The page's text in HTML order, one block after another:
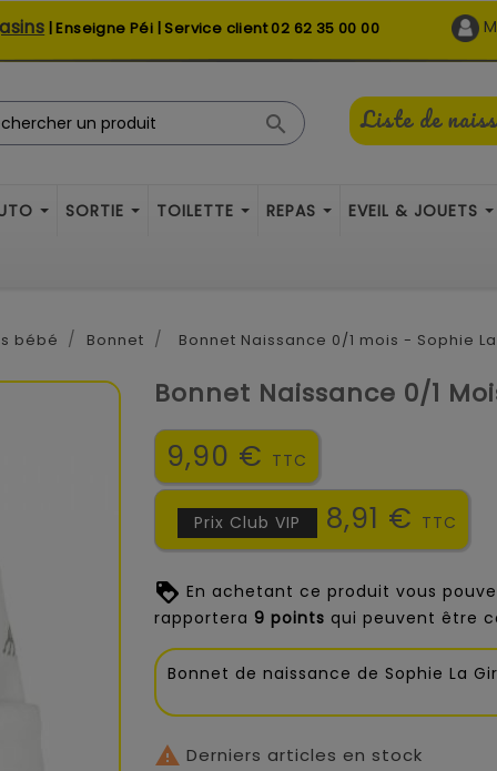
| Enseigne Péi | Service client02 62 35 00 00
Liste de

SORTIE TOILETTE REPAS EVEIL & JOUETS
bébé Bonnet Bonnet Naissance 0/1 mois - Sophie
Bonnet Naissance 0/1
9,90 € TTC
Prix Club VIP 8,91 € TTC
En achetant ce produit vous
rapportera 9 points qui peuvent être
Bonnet de naissance de Sophie La
 Derniers articles en stock